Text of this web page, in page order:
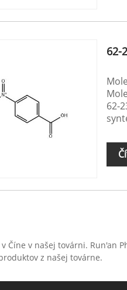
62-
62-
v našej továrni. Run'an
z našej továrne.